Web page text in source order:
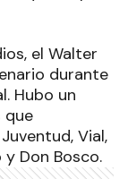
el Walter
durante
Hubo un
que
Vial,
Don Bosco.